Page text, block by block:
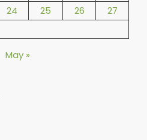
24 25 26
27
May »